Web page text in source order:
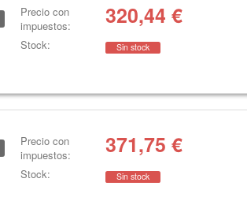
Precio con
impuestos:
320,44 €
Stock: Sin stock
Precio con
impuestos:
371,75 €
Stock: Sin stock